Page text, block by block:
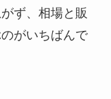
ず、相場と販
がいちばんで